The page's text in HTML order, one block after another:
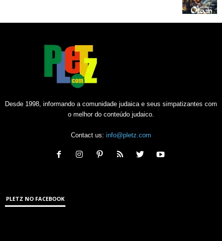
Desde 1998, informando a comunidade judaica e seus simpatizantes com
o melhor do conteúdo judaico.
Contact us: info@pletz.com
PLETZ NO FACEBOOK